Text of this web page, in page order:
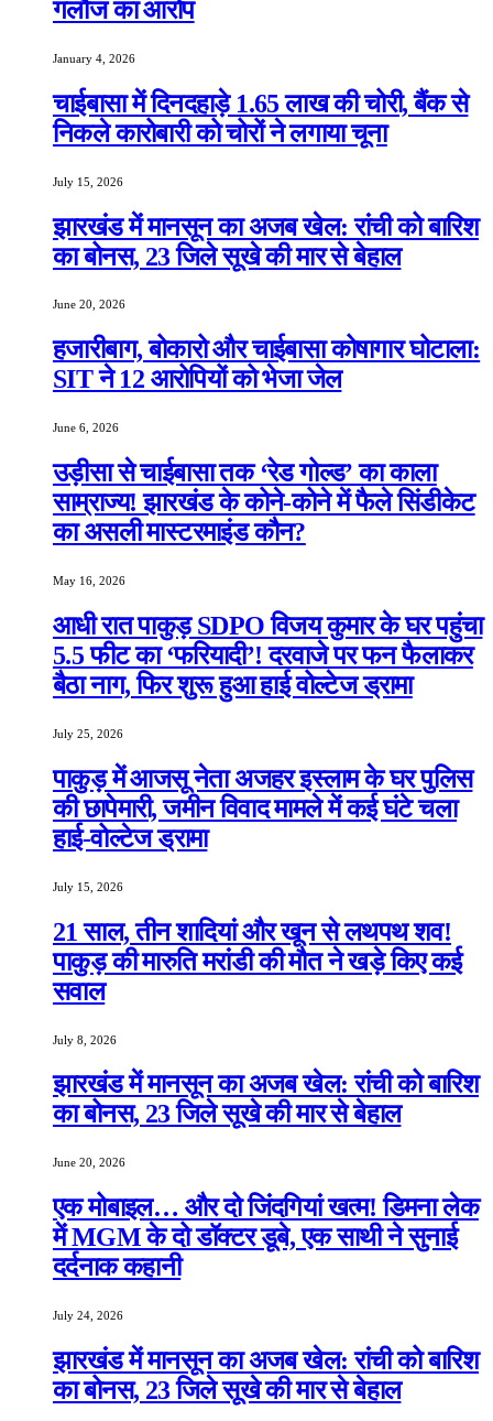
गलौज का आरोप
January 4, 2026
चाईबासा में दिनदहाड़े 1.65 लाख की चोरी, बैंक से
निकले कारोबारी को चोरों ने लगाया चूना
July 15, 2026
झारखंड में मानसून का अजब खेल: रांची को बारिश
का बोनस, 23 जिले सूखे की मार से बेहाल
June 20, 2026
हजारीबाग, बोकारो और चाईबासा कोषागार घोटाला:
SIT ने 12 आरोपियों को भेजा जेल
June 6, 2026
उड़ीसा से चाईबासा तक ‘रेड गोल्ड’ का काला
साम्राज्य! झारखंड के कोने-कोने में फैले सिंडीकेट
का असली मास्टरमाइंड कौन?
May 16, 2026
आधी रात पाकुड़ SDPO विजय कुमार के घर पहुंचा
5.5 फीट का ‘फरियादी’! दरवाजे पर फन फैलाकर
बैठा नाग, फिर शुरू हुआ हाई वोल्टेज ड्रामा
July 25, 2026
पाकुड़ में आजसू नेता अजहर इस्लाम के घर पुलिस
की छापेमारी, जमीन विवाद मामले में कई घंटे चला
हाई-वोल्टेज ड्रामा
July 15, 2026
21 साल, तीन शादियां और खून से लथपथ शव!
पाकुड़ की मारुति मरांडी की मौत ने खड़े किए कई
सवाल
July 8, 2026
झारखंड में मानसून का अजब खेल: रांची को बारिश
का बोनस, 23 जिले सूखे की मार से बेहाल
June 20, 2026
एक मोबाइल… और दो जिंदगियां खत्म! डिमना लेक
में MGM के दो डॉक्टर डूबे, एक साथी ने सुनाई
दर्दनाक कहानी
July 24, 2026
झारखंड में मानसून का अजब खेल: रांची को बारिश
का बोनस, 23 जिले सूखे की मार से बेहाल